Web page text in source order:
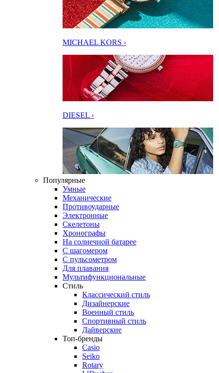
MICHAEL KORS ›
DIESEL ›
Популярные
Умные
Механические
Противоударные
Электронные
Скелетоны
Хронографы
На солнечной батарее
С шагомером
С пульсометром
Для плавания
Мультифункциональные
Стиль
Классический стиль
Дизайнерские
Военный стиль
Спортивный стиль
Дайверские
Топ-бренды
Casio
Seiko
Rotary